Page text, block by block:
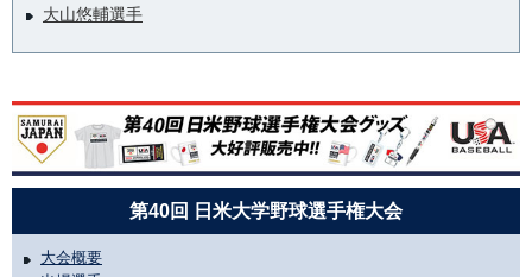
大山悠輔選手
第40回 日米大学野球選手権大会
大会概要